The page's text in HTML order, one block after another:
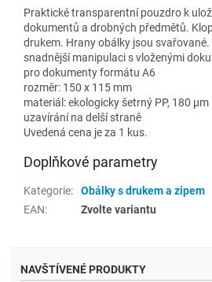
Praktické transparentní pouzdro k
dokumentů a drobných předmětů.
drukem. Hrany obálky jsou
snadnější manipulaci s vloženými
pro dokumenty formátu A6
rozměr: 150 x 115 mm
materiál: ekologicky šetrný PP, 180 µm
uzavírání na delší straně
Uvedená cena je za 1 kus.
Doplňkové parametry
Kategorie:
Obálky s drukem a zipem
EAN: Zvolte variantu
NAVŠTÍVENÉ PRODUKTY